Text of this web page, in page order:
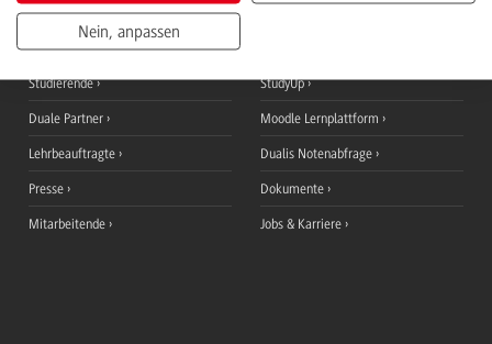
Studieninteressierte
Studierende
Duale Partner
Lehrbeauftragte
Presse
Mitarbeitende
StudyUp
Moodle Lernplattform
Dualis Notenabfrage
Dokumente
Jobs & Karriere
Nein, anpassen